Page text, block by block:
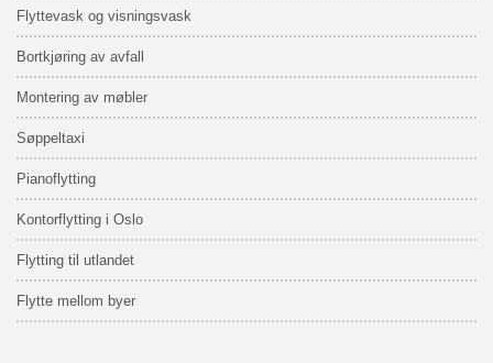
Flyttevask og visningsvask
Bortkjøring av avfall
Montering av møbler
Søppeltaxi
Pianoflytting
Kontorflytting i Oslo
Flytting til utlandet
Flytte mellom byer